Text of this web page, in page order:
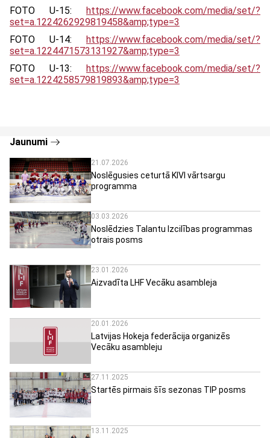
FOTO U-15: https://www.facebook.com/media/set/?
set=a.1224262929819458&amp;type=3
FOTO U-14: https://www.facebook.com/media/set/?
set=a.1224471573131927&amp;type=3
FOTO U-13: https://www.facebook.com/media/set/?
set=a.1224258579819893&amp;type=3
Jaunumi
21.07.2026
Noslēgusies ceturtā KIVI vārtsargu
programma
03.03.2026
Noslēdzies Talantu Izcilības programmas
otrais posms
23.01.2026
Aizvadīta LHF Vecāku asambleja
20.01.2026
Latvijas Hokeja federācija organizēs
Vecāku asambleju
27.11.2025
Startēs pirmais šīs sezonas TIP posms
13.11.2025